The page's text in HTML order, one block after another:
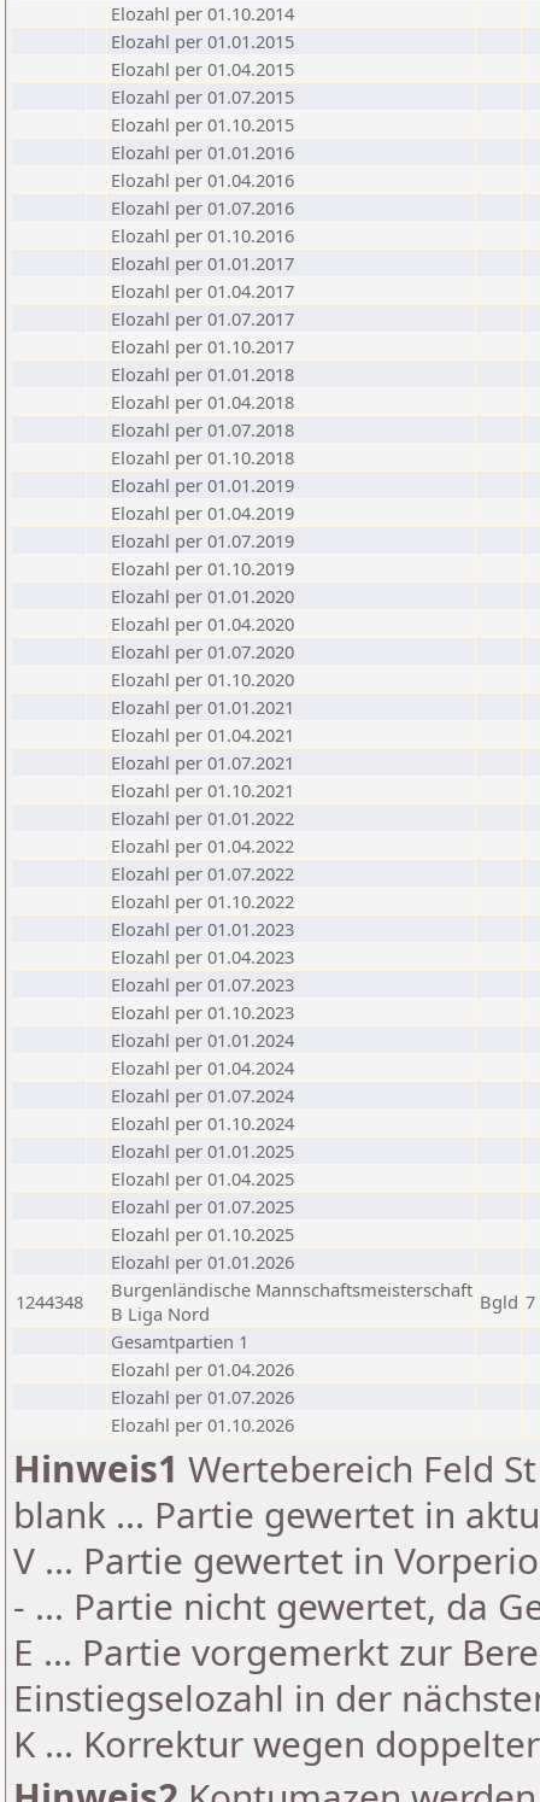
Elozahl per 01.10.2014
Elozahl per 01.01.2015
Elozahl per 01.04.2015
Elozahl per 01.07.2015
Elozahl per 01.10.2015
Elozahl per 01.01.2016
Elozahl per 01.04.2016
Elozahl per 01.07.2016
Elozahl per 01.10.2016
Elozahl per 01.01.2017
Elozahl per 01.04.2017
Elozahl per 01.07.2017
Elozahl per 01.10.2017
Elozahl per 01.01.2018
Elozahl per 01.04.2018
Elozahl per 01.07.2018
Elozahl per 01.10.2018
Elozahl per 01.01.2019
Elozahl per 01.04.2019
Elozahl per 01.07.2019
Elozahl per 01.10.2019
Elozahl per 01.01.2020
Elozahl per 01.04.2020
Elozahl per 01.07.2020
Elozahl per 01.10.2020
Elozahl per 01.01.2021
Elozahl per 01.04.2021
Elozahl per 01.07.2021
Elozahl per 01.10.2021
Elozahl per 01.01.2022
Elozahl per 01.04.2022
Elozahl per 01.07.2022
Elozahl per 01.10.2022
Elozahl per 01.01.2023
Elozahl per 01.04.2023
Elozahl per 01.07.2023
Elozahl per 01.10.2023
Elozahl per 01.01.2024
Elozahl per 01.04.2024
Elozahl per 01.07.2024
Elozahl per 01.10.2024
Elozahl per 01.01.2025
Elozahl per 01.04.2025
Elozahl per 01.07.2025
Elozahl per 01.10.2025
Elozahl per 01.01.2026
1244348
Burgenländische Mannschaftsmeisterschaft
B Liga Nord
Bgld 7
Gesamtpartien 1
Elozahl per 01.04.2026
Elozahl per 01.07.2026
Elozahl per 01.10.2026
Hinweis1 Wertebereich Feld
blank ... Partie gewertet in
V ... Partie gewertet in
- ... Partie nicht gewertet, da
E ... Partie vorgemerkt zur
Einstiegselozahl in der
K ... Korrektur wegen